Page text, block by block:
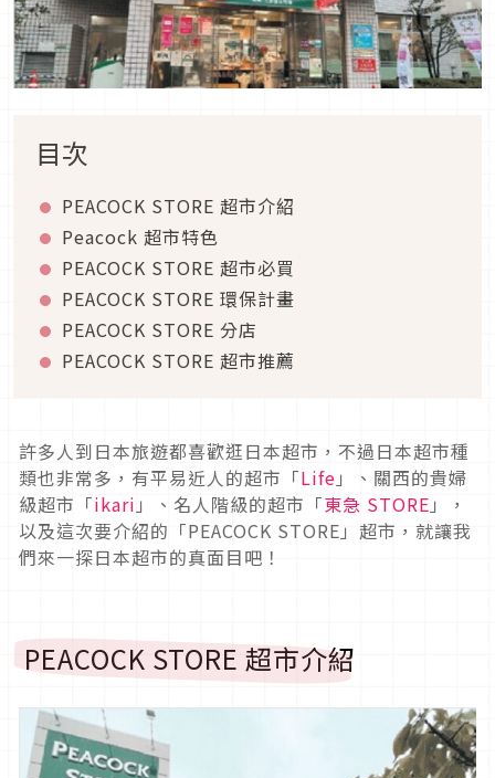
目次
PEACOCK STORE 超市介紹
Peacock 超市特色
PEACOCK STORE 超市必買
PEACOCK STORE 環保計畫
PEACOCK STORE 分店
PEACOCK STORE 超市推薦
許多人到日本旅遊都喜歡逛日本超市，不過日本超市種
類也非常多，有平易近人的超市「Life 」、關西的貴婦
級超市「ikari 」、名人階級的超市「東急 STORE 」，
以及這次要介紹的「PEACOCK STORE」超市，就讓我
們來一探日本超市的真面目吧！
PEACOCK STORE 超市介紹